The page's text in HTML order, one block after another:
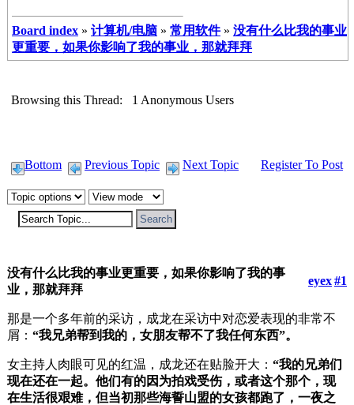
Board index » 计算机/电脑 » 常用软件 » 没有什么比我的事业
更重要，如果你影响了我的事业，那就拜拜
Browsing this Thread: 1 Anonymous Users
Bottom Previous Topic Next Topic Register To Post
没有什么比我的事业更重要，如果你影响了我的事
业，那就拜拜
#1
eyex
那是一个多年前的采访，成龙在采访中对恋爱表现的非常不
屑： “我兄弟帮到我的，女朋友帮不了我任何东西”。
女主持人肉眼可见的红温，成龙还在贴脸开大： “我的兄弟们
现在还在一起。他们有的因为拍戏受伤，或者这个那个，现
在生活很艰难，但当初那些海誓山盟的女孩都跑了，一夜之